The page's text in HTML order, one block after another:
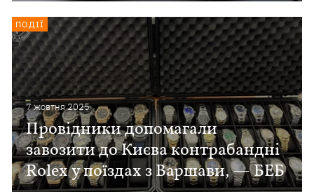
7 жовтня 2025
Провідники допомагали
завозити до Києва контрабандні
Rolex у поїздах з Варшави, — БЕБ
ПОДІЇ